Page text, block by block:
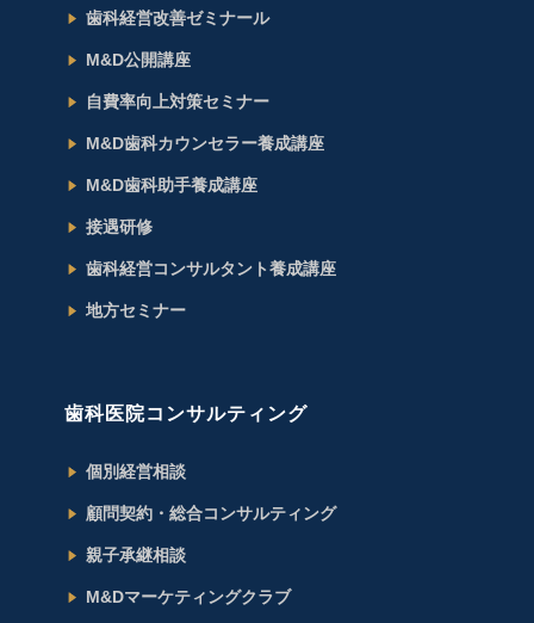
歯科経営改善ゼミナール
M&D公開講座
自費率向上対策セミナー
M&D歯科カウンセラー養成講座
M&D歯科助手養成講座
接遇研修
歯科経営コンサルタント養成講座
地方セミナー
歯科医院コンサルティング
個別経営相談
顧問契約・総合コンサルティング
親子承継相談
M&Dマーケティングクラブ